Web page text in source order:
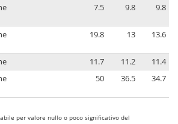
7.5 9.8 9.8
19.8 13 13.6
11.7 11.2
11.4
50 36.5 34.7
per valore nullo o poco significativo del